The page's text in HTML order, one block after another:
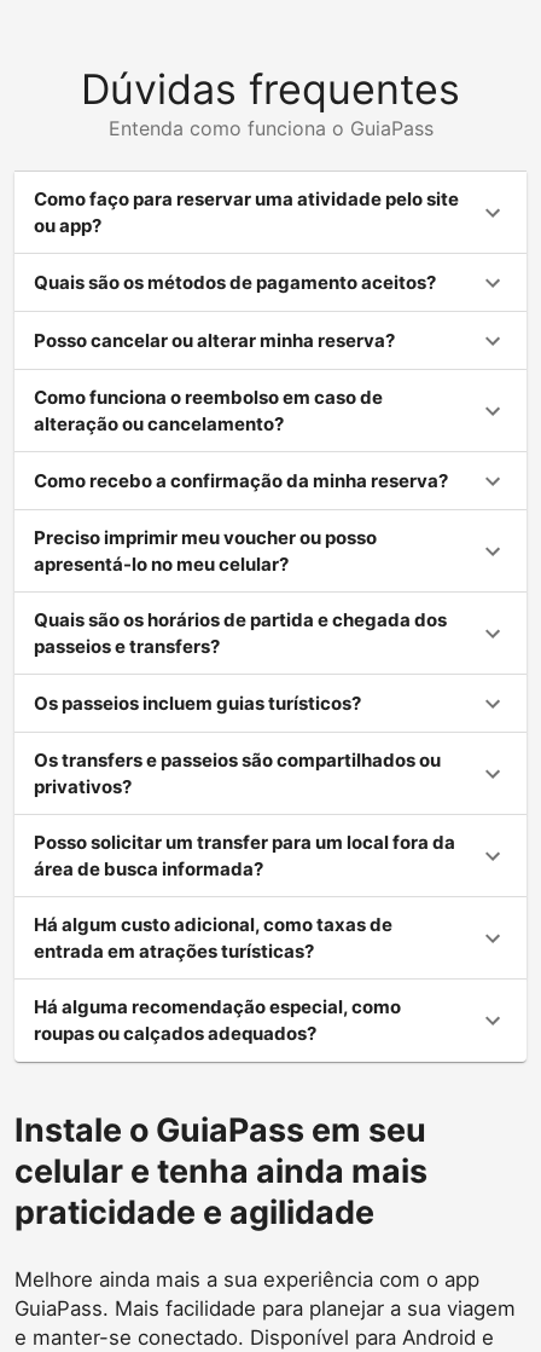
Dúvidas frequentes
Entenda como funciona o GuiaPass
Como faço para reservar uma atividade pelo site
ou app?
Quais são os métodos de pagamento aceitos?
Posso cancelar ou alterar minha reserva?
Como funciona o reembolso em caso de
alteração ou cancelamento?
Como recebo a confirmação da minha reserva?
Preciso imprimir meu voucher ou posso
apresentá-lo no meu celular?
Quais são os horários de partida e chegada dos
passeios e transfers?
Os passeios incluem guias turísticos?
Os transfers e passeios são compartilhados ou
privativos?
Posso solicitar um transfer para um local fora da
área de busca informada?
Há algum custo adicional, como taxas de
entrada em atrações turísticas?
Há alguma recomendação especial, como
roupas ou calçados adequados?
Instale o GuiaPass em seu
celular e tenha ainda mais
praticidade e agilidade
Melhore ainda mais a sua experiência com o app
GuiaPass. Mais facilidade para planejar a sua viagem
e manter-se conectado. Disponível para Android e